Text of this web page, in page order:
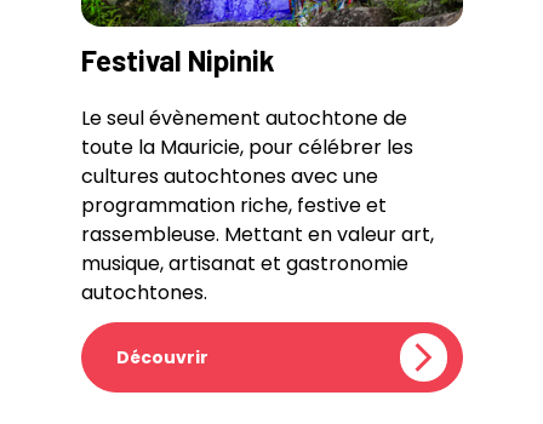
Festival Nipinik
Le seul évènement autochtone de
toute la Mauricie, pour célébrer les
cultures autochtones avec une
programmation riche, festive et
rassembleuse. Mettant en valeur art,
musique, artisanat et gastronomie
autochtones.
Découvrir